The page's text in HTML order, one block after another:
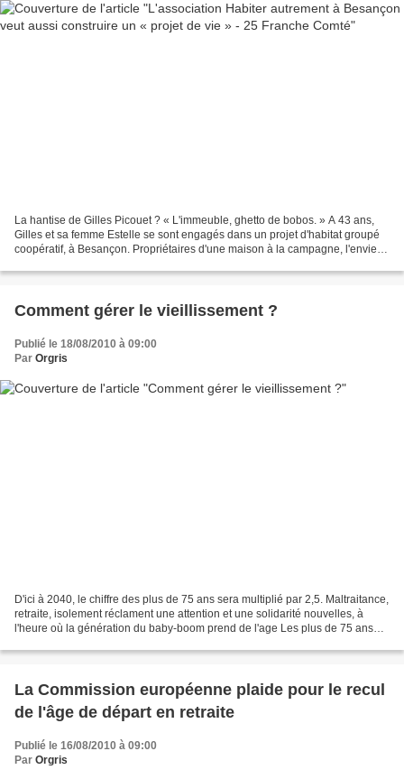
La hantise de Gilles Picouet ? « L'immeuble, ghetto de bobos. » A 43 ans,
Gilles et sa femme Estelle se sont engagés dans un projet d'habitat groupé
coopératif, à Besançon. Propriétaires d'une maison à la campagne, l'envie
Comment gérer le vieillissement ?
Publié le 18/08/2010 à 09:00
Par Orgris
D'ici à 2040, le chiffre des plus de 75 ans sera multiplié par 2,5. Maltraitance,
retraite, isolement réclament une attention et une solidarité nouvelles, à
l'heure où la génération du baby-boom prend de l'age Les plus de 75 ans
La Commission européenne plaide pour le recul
de l'âge de départ en retraite
Publié le 16/08/2010 à 09:00
Par Orgris